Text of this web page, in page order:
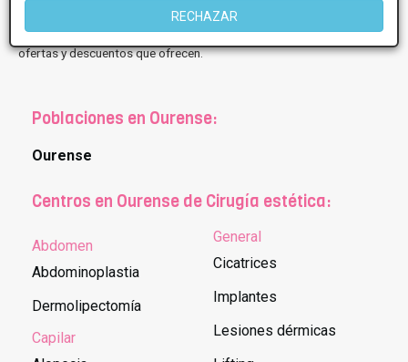
RECHAZAR
* Información orientativa, el descuento puede variar en función del
tratamiento y centro elegidos. Consulte los centros para conocer las
ofertas y descuentos que ofrecen.
Poblaciones en Ourense:
Ourense
Centros en Ourense de Cirugía estética:
Abdomen
Abdominoplastia
Dermolipectomía
Capilar
General
Cicatrices
Implantes
Lesiones dérmicas